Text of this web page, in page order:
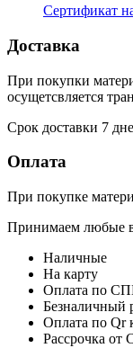
Сертификат
Доставка
При покупки
осущетсвляется
Срок доставки 7
Оплата
При покупке
Принимаем любые
Наличные
На карту
Оплата по
Безналичный
Оплата по Qr
Рассрочка от